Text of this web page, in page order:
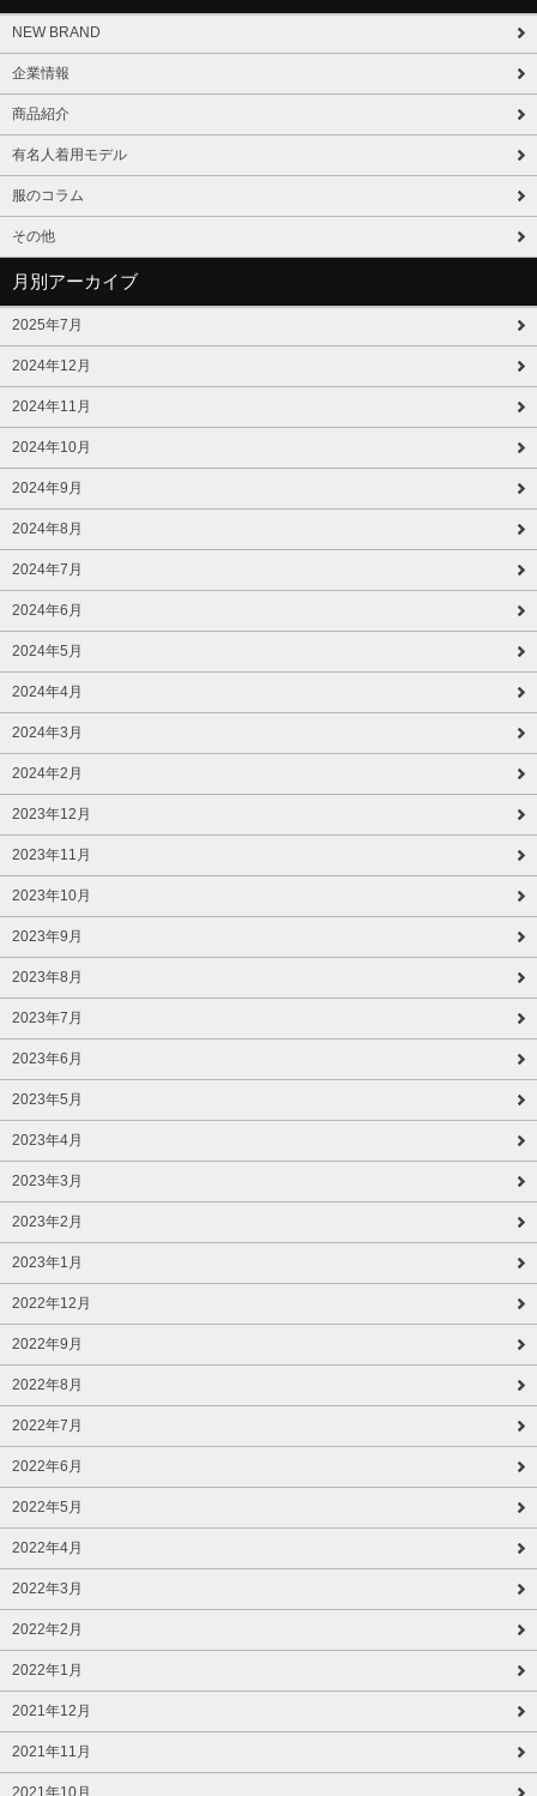
NEW BRAND
企業情報
商品紹介
有名人着用モデル
服のコラム
その他
月別アーカイブ
2025年7月
2024年12月
2024年11月
2024年10月
2024年9月
2024年8月
2024年7月
2024年6月
2024年5月
2024年4月
2024年3月
2024年2月
2023年12月
2023年11月
2023年10月
2023年9月
2023年8月
2023年7月
2023年6月
2023年5月
2023年4月
2023年3月
2023年2月
2023年1月
2022年12月
2022年9月
2022年8月
2022年7月
2022年6月
2022年5月
2022年4月
2022年3月
2022年2月
2022年1月
2021年12月
2021年11月
2021年10月